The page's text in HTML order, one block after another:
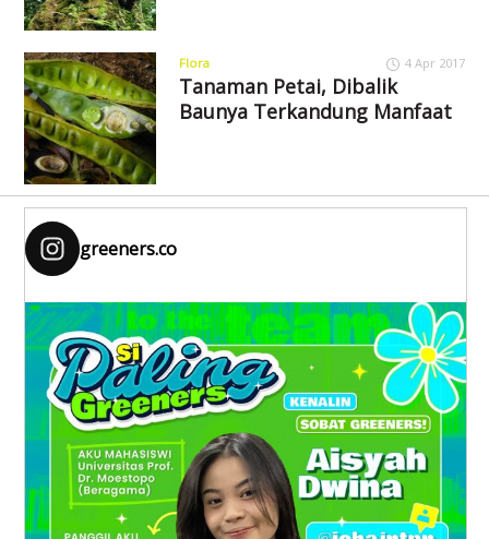
Flora 4 Apr 2017
Tanaman Petai, Dibalik
Baunya Terkandung Manfaat
greeners.co